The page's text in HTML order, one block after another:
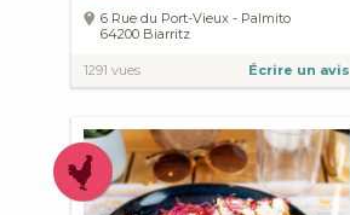
6 Rue du Port-Vieux - Palmito
64200 Biarritz
1291 vues Écrire un avis